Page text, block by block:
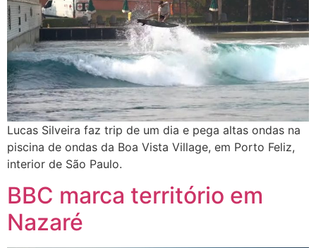
Lucas Silveira faz trip de um dia e pega altas ondas na
piscina de ondas da Boa Vista Village, em Porto Feliz,
interior de São Paulo.
BBC marca território em
Nazaré